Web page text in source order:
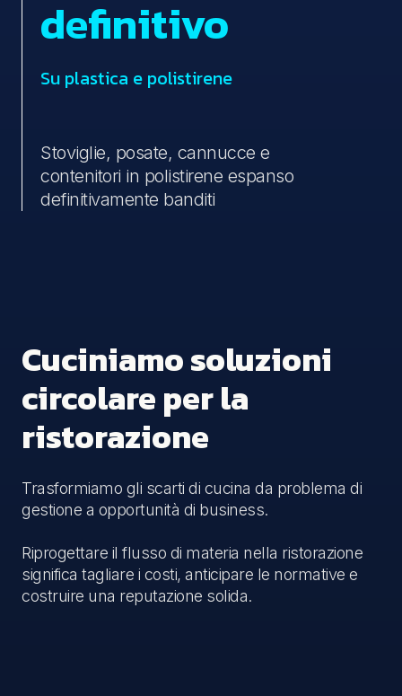
definitivo
Su plastica e polistirene
Stoviglie, posate, cannucce e
contenitori in polistirene espanso
definitivamente banditi
Cuciniamo soluzioni
circolare per la
ristorazione
Trasformiamo gli scarti di cucina da problema di
gestione a opportunità di business.
Riprogettare il flusso di materia nella ristorazione
significa tagliare i costi, anticipare le normative e
costruire una reputazione solida.